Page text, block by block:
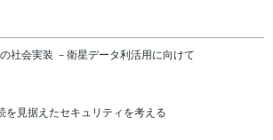
社会実装 －衛星データ利活用に向けて
を見据えたセキュリティを考える